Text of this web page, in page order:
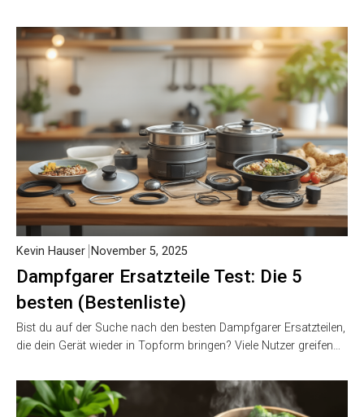
Dampfgarer Ersatzteile Test: Die 5
besten (Bestenliste)
Kevin Hauser November 5, 2025
Bist du auf der Suche nach den besten Dampfgarer Ersatzteilen,
die dein Gerät wieder in Topform bringen? Viele Nutzer greifen…